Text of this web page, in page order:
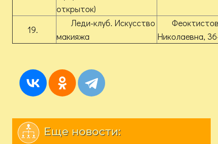
открыток)
19.
Леди-клуб. Искусство
макияжа
Николаевна,
Еще новости: